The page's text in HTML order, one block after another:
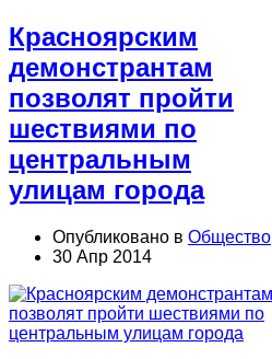
Красноярским
демонстрантам
позволят пройти
шествиями по
центральным
улицам города
Опубликовано в Общество
30 Апр 2014